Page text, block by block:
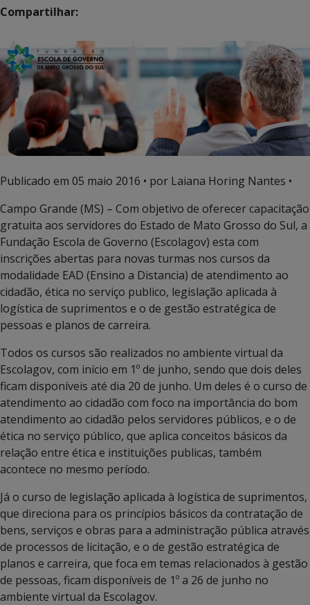
Compartilhar:
Publicado em 05 maio 2016 • por Laiana Horing Nantes •
Campo Grande (MS) – Com objetivo de oferecer capacitação
gratuita aos servidores do Estado de Mato Grosso do Sul, a
Fundação Escola de Governo (Escolagov) esta com
inscrições abertas para novas turmas nos cursos da
modalidade EAD (Ensino a Distancia) de atendimento ao
cidadão, ética no serviço publico, legislação aplicada à
logística de suprimentos e o de gestão estratégica de
pessoas e planos de carreira.
Todos os cursos são realizados no ambiente virtual da
Escolagov, com início em 1º de junho, sendo que dois deles
ficam disponíveis até dia 20 de junho. Um deles é o curso de
atendimento ao cidadão com foco na importância do bom
atendimento ao cidadão pelos servidores públicos, e o de
ética no serviço público, que aplica conceitos básicos da
relação entre ética e instituições publicas, também
acontece no mesmo período.
Já o curso de legislação aplicada à logística de suprimentos,
que direciona para os princípios básicos da contratação de
bens, serviços e obras para a administração pública através
de processos de licitação, e o de gestão estratégica de
planos e carreira, que foca em temas relacionados à gestão
de pessoas, ficam disponíveis de 1º a 26 de junho no
ambiente virtual da Escolagov.